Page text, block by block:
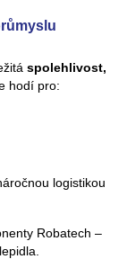
spolehlivost,
hodí pro:
logistikou
Robatech –